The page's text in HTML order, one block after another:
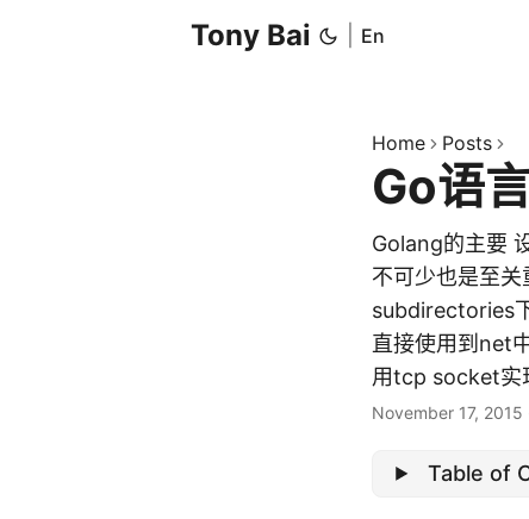
Tony Bai En
Home Posts
Go语
Golang的主要
不可少也是至
subdirectories
直接使用到net
用tcp socket实
November 17, 2015
Table of